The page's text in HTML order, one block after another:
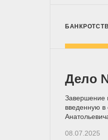
Дело
Завершение
введенную в
08.07.2025